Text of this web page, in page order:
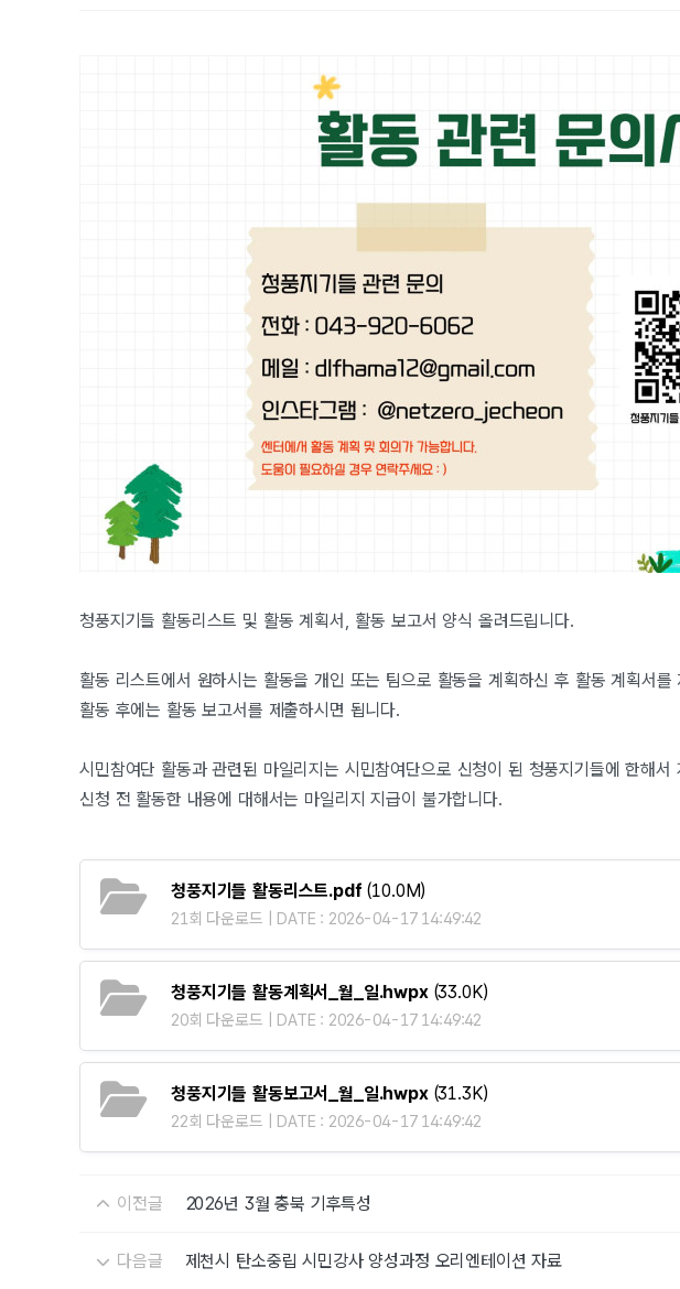
청풍지기들 활동리스트 및 활동 계획서, 활동 보고서 양식 올려드립니다.
활동 리스트에서 원하시는 활동을 개인 또는 팀으로 활동을 계획하신 후 활동 계획서를
활동 후에는 활동 보고서를 제출하시면 됩니다.
시민참여단 활동과 관련된 마일리지는 시민참여단으로 신청이 된 청풍지기들에 한해서
신청 전 활동한 내용에 대해서는 마일리지 지급이 불가합니다.
청풍지기들 활동리스트.pdf (10.0M)
21회 다운로드 | DATE : 2026-04-17 14:49:42
청풍지기들 활동계획서_월_일.hwpx(33.0K)
20회 다운로드 | DATE : 2026-04-17 14:49:42
청풍지기들 활동보고서_월_일.hwpx(31.3K)
22회 다운로드 | DATE : 2026-04-17 14:49:42
이전글 2026년 3월 충북 기후특성
다음글 제천시 탄소중립 시민강사 양성과정 오리엔테이션 자료